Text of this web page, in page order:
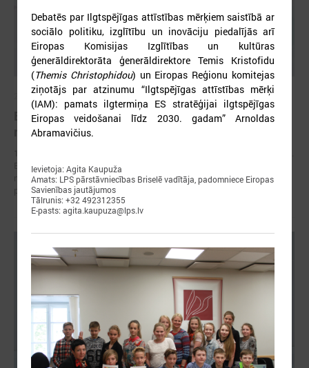
2026. gada 17. jūnijs
Eiropas pilsētu līderi Gimarainšā vienojas par
rīcību klimata noturības stiprināšanai
Eiropas Pilsētu noturības forums (EURESFO 2026), kas pulcē vairāk
nekā 400 pašvaldību vadītājus, pilsētplānotājus, klimata ekspertus un
politikas veidotājus no visas Eiropas.
Debatēs par Ilgtspējīgas attīstības mērķiem saistībā ar
sociālo politiku, izglītību un inovāciju piedalījās arī
Eiropas Komisijas Izglītības un kultūras
ģenerāldirektorāta ģenerāldirektore Temis Kristofidu
(Themis Christophidou) un Eiropas Reģionu komitejas
ziņotājs par atzinumu “Ilgtspējīgas attīstības mērķi
(IAM): pamats ilgtermiņa ES stratēģijai ilgtspējīgas
Eiropas veidošanai līdz 2030. gadam” Arnoldas
Abramavičius.
Ievietoja: Agita Kaupuža
Amats: LPS pārstāvniecības Briselē vadītāja, padomniece Eiropas
Savienības jautājumos
Tālrunis: +32 492312355
E-pasts: agita.kaupuza@lps.lv